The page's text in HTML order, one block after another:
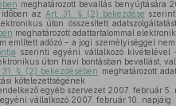
meghatározott bevallás benyújtására
az Art. 31. § (2) bekezdése
úton összesített
meghatározott adattartalommal
említett adózó – a jogi személyiséggel
szerinti egyéni vállalkozó
úton havi bontásban bevallást,
31. § (2) bekezdésében meghatározott
kötelezettségének
egyéb szervezet 2007. február 5.
vállalkozó 2007. február 10. napjáig